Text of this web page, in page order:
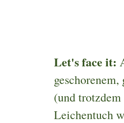
Let's face it:
(und
Leichentuch